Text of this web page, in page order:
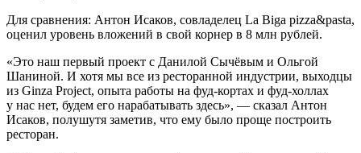
Для сравнения: Антон Исаков, совладелец La Biga pizza&pasta,
оценил уровень вложений в свой корнер в 8 млн рублей.
«Это наш первый проект с Данилой Сычёвым и Ольгой
Шаниной. И хотя мы все из ресторанной индустрии, выходцы
из Ginza Project, опыта работы на фуд-кортах и фуд-холлах
у нас нет, будем его нарабатывать здесь», — сказал Антон
Исаков, полушутя заметив, что ему было проще построить
ресторан.